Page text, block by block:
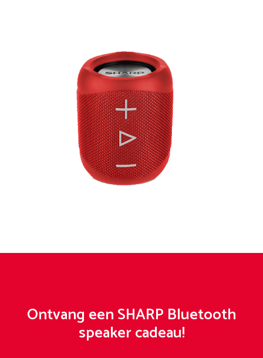
Ontvang een SHARP Bluetooth
speaker cadeau!